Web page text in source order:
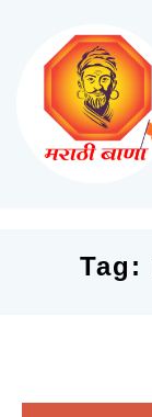
Tag: